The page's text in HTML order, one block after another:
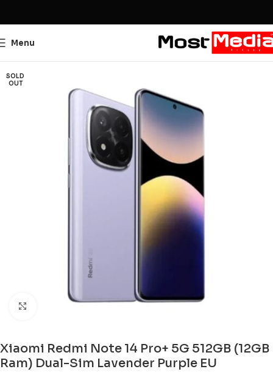
Menu
SOLD
OUT
Xiaomi Redmi Note 14 Pro+ 5G 512GB (12GB
Ram) Dual-Sim Lavender Purple EU